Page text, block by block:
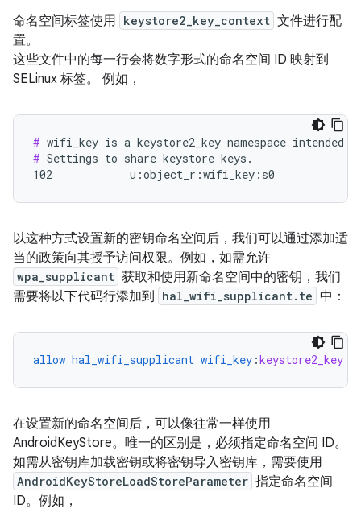
命名空间标签使用 keystore2_key_context 文件进行配
置。
这些文件中的每一行会将数字形式的命名空间 ID 映射到
SELinux 标签。 例如，
#
# Settings to share keystore keys.
102            u:object_r:wifi_key:s0
以这种方式设置新的密钥命名空间后，我们可以通过添加适
当的政策向其授予访问权限。例如，如需允许
wpa_supplicant 获取和使用新命名空间中的密钥，我们
需要将以下代码行添加到
hal_wifi_supplicant.te 中：
allow hal_wifi_supplicant wifi_key :keystore2_key
在设置新的命名空间后，可以像往常一样使用
AndroidKeyStore。唯一的区别是，必须指定命名空间 ID。
如需从密钥库加载密钥或将密钥导入密钥库，需要使用
AndroidKeyStoreLoadStoreParameter 指定命名空间
ID。例如，